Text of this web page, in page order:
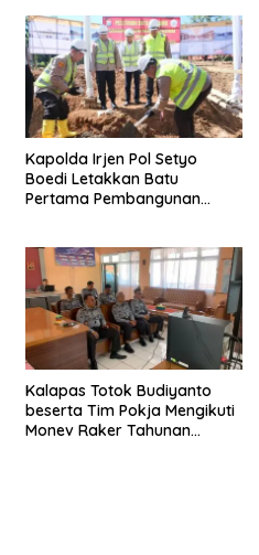
Tim Penilai Mandiri
Kapolda Irjen Pol Setyo
Boedi Letakkan Batu
Pertama Pembangunan
Kalapas Totok Budiyanto
beserta Tim Pokja Mengikuti
Monev Raker Tahunan